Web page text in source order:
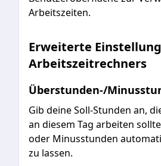
Arbeitszeiten.
Erweiterte
Arbeitszeitrechners
Überstunden-/
Gib deine Soll-Stunden an,
an diesem Tag arbeiten
oder Minusstunden
zu lassen.